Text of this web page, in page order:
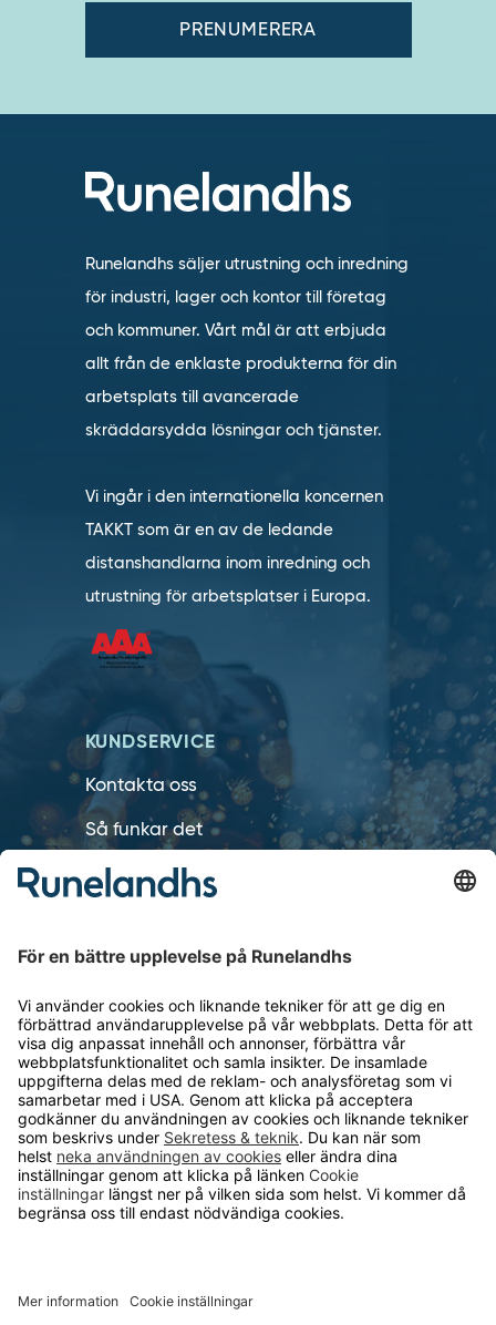
Runelandhs säljer utrustning och inredning
för industri, lager och kontor till företag
och kommuner. Vårt mål är att erbjuda
allt från de enklaste produkterna för din
arbetsplats till avancerade
skräddarsydda lösningar och tjänster.
Vi ingår i den internationella koncernen
TAKKT som är en av de ledande
distanshandlarna inom inredning och
utrustning för arbetsplatser i Europa.
KUNDSERVICE
Kontakta oss
Så funkar det
Försäljningsvillkor
Personuppgiftshantering
Cookie inställningar
OM RUNELANDHS
Om Runelandhs
Köpvillkor
Därför ska du välja oss
Kvalitets- och miljöpolicy